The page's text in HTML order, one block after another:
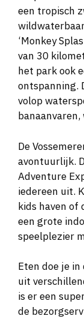
een tropisch
‘Monkey
van 30
het park ook
ontspanning.
volop
De
avontuurlijk.
Adventure
iedereen uit.
kids haven of
een grote
speelplezier
Eten doe je
uit
is er een
de